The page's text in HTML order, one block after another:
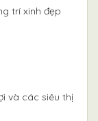
trí xinh đẹp
và các siêu thị